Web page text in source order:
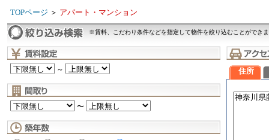
TOPページ ＞ アパート・マンション
※賃料、こだわり条件などを指定して物件を絞り込むことができ
～
〜
住所